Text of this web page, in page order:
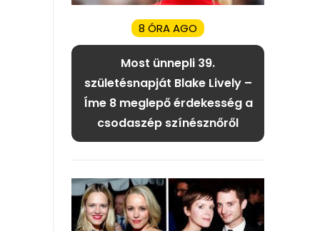
8 ÓRA AGO
Most ünnepli 39.
születésnapját Blake Lively –
Íme 8 meglepő érdekesség a
csodaszép színésznőről